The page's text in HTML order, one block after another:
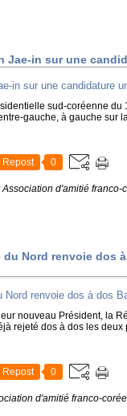
Jae-in sur une
sud-coréenne du
gauche, à gauche sur
Repost 0
d'amitié franco-
Nord renvoie dos
nouveau Président, la
rejeté dos à dos les
Repost 0
d'amitié franco-